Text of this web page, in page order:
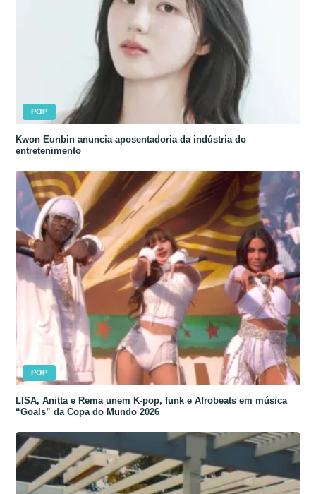
POP
Kwon Eunbin anuncia aposentadoria da indústria do
entretenimento
POP
LISA, Anitta e Rema unem K-pop, funk e Afrobeats em música
“Goals” da Copa do Mundo 2026